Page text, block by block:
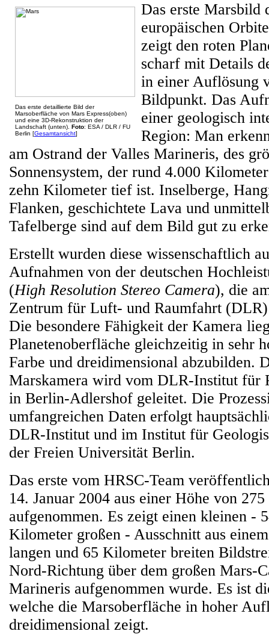
Das erste detaillierte Bild der
Marsoberfläche von Mars Express(oben)
und eine 3D-Rekonstruktion der
Landschaft (unten). Foto: ESA / DLR / FU
Berlin [Gesamtansicht]
Das erste Marsbild
europäischen
zeigt den roten
scharf mit Details
in einer Auflösung
Bildpunkt. Das
einer geologisch
Region: Man
am Ostrand der Valles Marineris, des
Sonnensystem, der rund 4.000
zehn Kilometer tief ist. Inselberge,
Flanken, geschichtete Lava und
Tafelberge sind auf dem Bild gut zu
Erstellt wurden diese wissenschaftlich
Aufnahmen von der deutschen
(High Resolution Stereo Camera), die
Zentrum für Luft- und Raumfahrt
Die besondere Fähigkeit der Kamera
Planetenoberfläche gleichzeitig in sehr
Farbe und dreidimensional abzubilden.
Marskamera wird vom DLR-Institut für
in Berlin-Adlershof geleitet. Die
umfangreichen Daten erfolgt
DLR-Institut und im Institut für
der Freien Universität Berlin.
Das erste vom HRSC-Team
14. Januar 2004 aus einer Höhe von
aufgenommen. Es zeigt einen kleinen -
Kilometer großen - Ausschnitt aus
langen und 65 Kilometer breiten
Nord-Richtung über dem großen Mars-
Marineris aufgenommen wurde. Es ist
welche die Marsoberfläche in hoher
dreidimensional zeigt.